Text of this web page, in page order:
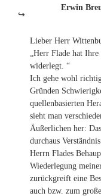
Erwin
Lieber Herr
„Herr Flade hat
widerlegt. “
Ich gehe wohl
Gründen
quellenbasierten
sieht man
Äußerlichen her:
durchaus
Herrn Flades
Wiederlegung
zurückgreift eine
auch bzw. zum